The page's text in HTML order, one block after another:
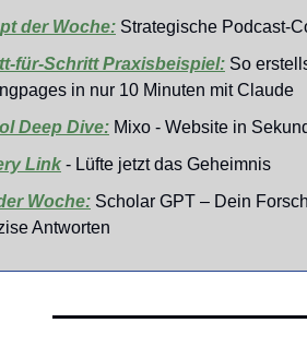
der Woche: Strategische Podcast-
für-Schritt Praxisbeispiel: So
in nur 10 Minuten mit Claude
Deep Dive: Mixo - Website in
Link - Lüfte jetzt das Geheimnis
Woche: Scholar GPT – Dein
Antworten